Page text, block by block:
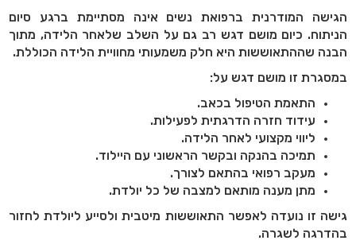
הגישה המודרנית ברפואת נשים אינה מסתיימת ברגע סיום
הניתוח. כיום מושם דגש רב גם על השלב שלאחר הלידה, מתוך
הבנה שההתאוששות היא חלק משמעותי מחוויית הלידה הכוללת.
במסגרת זו מושם דגש על:
התאמת הטיפול בכאב.
עידוד חזרה הדרגתית לפעילות.
ליווי מקצועי לאחר הלידה.
תמיכה בהנקה ובקשר הראשוני עם היילוד.
מעקב רפואי בהתאם לצורך.
מתן מענה מותאם למצבה של כל יולדת.
גישה זו נועדה לאפשר התאוששות מיטבית ולסייע ליולדת לחזור
בהדרגה לשגרה.